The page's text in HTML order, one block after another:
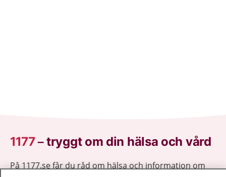
1177–tryggt om din hälsa och vård
På 1177.se får du råd om hälsa och information om